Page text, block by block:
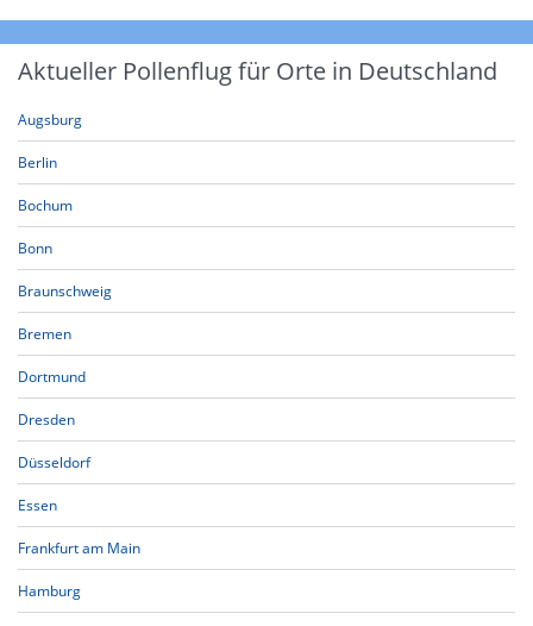
Aktueller Pollenflug für Orte in Deutschland
Augsburg
Berlin
Bochum
Bonn
Braunschweig
Bremen
Dortmund
Dresden
Düsseldorf
Essen
Frankfurt am Main
Hamburg